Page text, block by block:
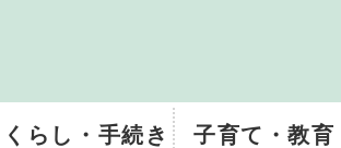
くらし・手続き 子育て・教育